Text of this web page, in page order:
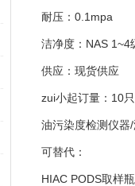
耐压：0.1mpa
洁净度：NAS 1~4
供应：现货供应
zui小起订量：10只
油污染度检测仪器
可替代：
HIAC PODS取样瓶